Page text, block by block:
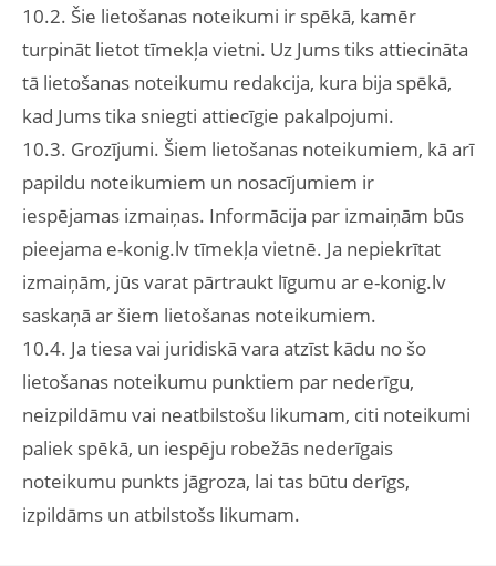
10.2. Šie lietošanas noteikumi ir spēkā, kamēr
turpināt lietot tīmekļa vietni. Uz Jums tiks attiecināta
tā lietošanas noteikumu redakcija, kura bija spēkā,
kad Jums tika sniegti attiecīgie pakalpojumi.
10.3. Grozījumi. Šiem lietošanas noteikumiem, kā arī
papildu noteikumiem un nosacījumiem ir
iespējamas izmaiņas. Informācija par izmaiņām būs
pieejama e-konig.lv tīmekļa vietnē. Ja nepiekrītat
izmaiņām, jūs varat pārtraukt līgumu ar e-konig.lv
saskaņā ar šiem lietošanas noteikumiem.
10.4. Ja tiesa vai juridiskā vara atzīst kādu no šo
lietošanas noteikumu punktiem par nederīgu,
neizpildāmu vai neatbilstošu likumam, citi noteikumi
paliek spēkā, un iespēju robežās nederīgais
noteikumu punkts jāgroza, lai tas būtu derīgs,
izpildāms un atbilstošs likumam.